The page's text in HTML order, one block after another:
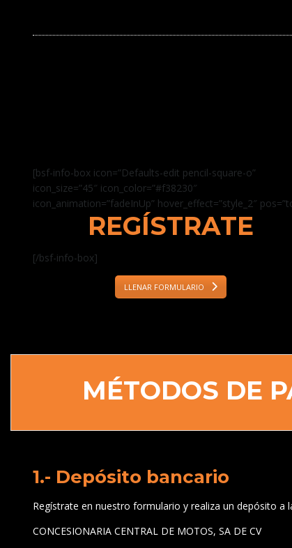
[bsf-info-box icon=”Defaults-edit pencil-square-o”
icon_size=”45″ icon_color=”#f38230″
icon_animation=”fadeInUp” hover_effect=”style_2″
REGÍSTRATE
[/bsf-info-box]
LLENAR FORMULARIO
MÉTODOS DE
1.- Depósito bancario
Regístrate en nuestro formulario y realiza un depósito a
CONCESIONARIA CENTRAL DE MOTOS, SA DE CV